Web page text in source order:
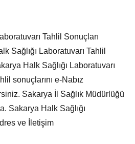
Tahlil Sonuçları
Sağlığı Laboratuvarı Tahlil
Halk Sağlığı Laboratuvarı
sonuçlarını e-Nabız
Sakarya İl Sağlık Müdürlüğü
Sakarya Halk Sağlığı
ve İletişim